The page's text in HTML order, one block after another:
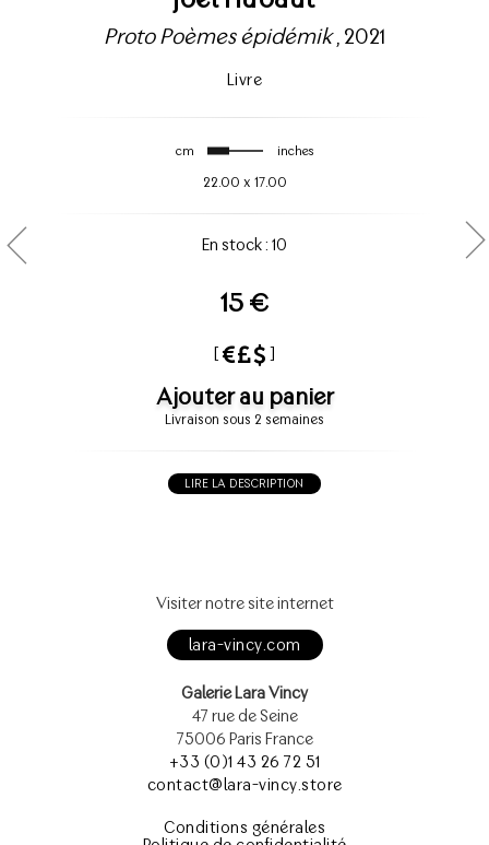
Proto Poèmes épidémik, 2021
Livre
cm inches
22.00 x 17.00
En stock : 10
15 €
[ ]
Ajouter au panier
Livraison sous 2 semaines
LIRE LA DESCRIPTION
Visiter notre site internet
lara-vincy.com
Galerie Lara Vincy
47 rue de Seine
75006 Paris France
+33 (0)1 43 26 72 51
contact@lara-vincy.store
Conditions générales